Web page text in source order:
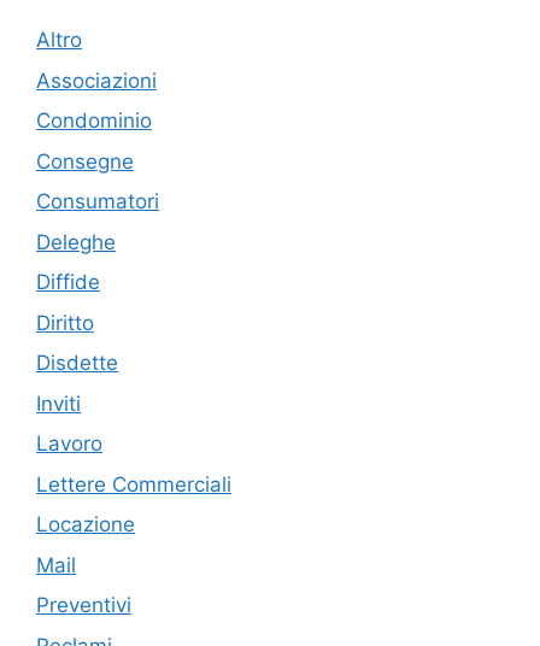
Altro
Associazioni
Condominio
Consegne
Consumatori
Deleghe
Diffide
Diritto
Disdette
Inviti
Lavoro
Lettere Commerciali
Locazione
Mail
Preventivi